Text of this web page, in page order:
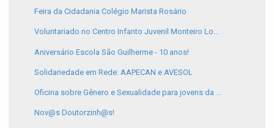
Feira da Cidadania Colégio Marista Rosário
Voluntariado no Centro Infanto Juvenil Monteiro Lo...
Aniversário Escola São Guilherme - 10 anos!
Solidariedade em Rede: AAPECAN e AVESOL
Oficina sobre Gênero e Sexualidade para jovens da ...
Nov@s Doutorzinh@s!